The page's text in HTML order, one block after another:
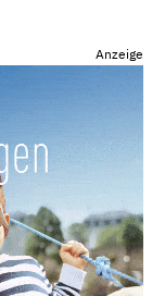
Anzeige